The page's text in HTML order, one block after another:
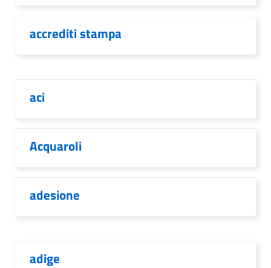
accrediti stampa
aci
Acquaroli
adesione
adige